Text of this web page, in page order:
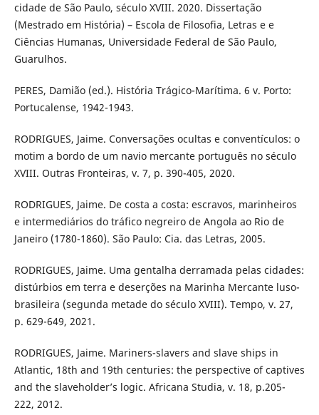
cidade de São Paulo, século XVIII. 2020. Dissertação
(Mestrado em História) – Escola de Filosofia, Letras e e
Ciências Humanas, Universidade Federal de São Paulo,
Guarulhos.
PERES, Damião (ed.). História Trágico-Marítima. 6 v. Porto:
Portucalense, 1942-1943.
RODRIGUES, Jaime. Conversações ocultas e conventículos: o
motim a bordo de um navio mercante português no século
XVIII. Outras Fronteiras, v. 7, p. 390-405, 2020.
RODRIGUES, Jaime. De costa a costa: escravos, marinheiros
e intermediários do tráfico negreiro de Angola ao Rio de
Janeiro (1780-1860). São Paulo: Cia. das Letras, 2005.
RODRIGUES, Jaime. Uma gentalha derramada pelas cidades:
distúrbios em terra e deserções na Marinha Mercante luso-
brasileira (segunda metade do século XVIII). Tempo, v. 27,
p. 629-649, 2021.
RODRIGUES, Jaime. Mariners-slavers and slave ships in
Atlantic, 18th and 19th centuries: the perspective of captives
and the slaveholder’s logic. Africana Studia, v. 18, p.205-
222, 2012.